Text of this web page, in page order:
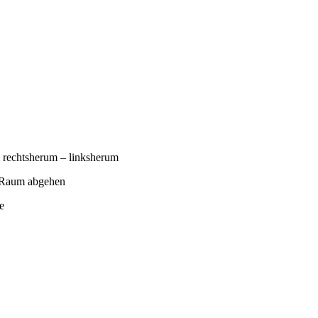
– linksherum
abgehen